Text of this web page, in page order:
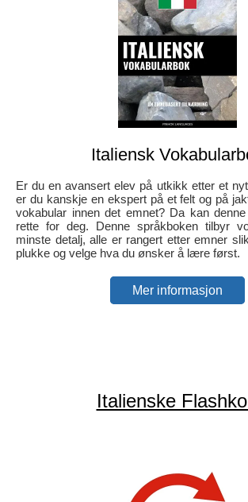
Italiensk
Er du en avansert elev på utkikk etter et
er du kanskje en ekspert på et felt og på
vokabular innen det emnet? Da kan
rette for deg. Denne språkboken tilbyr
minste detalj, alle er rangert etter emner
plukke og velge hva du ønsker å lære først.
Mer informasjon
Italienske